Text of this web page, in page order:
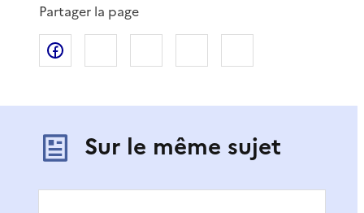
Partager la page
Sur le même sujet